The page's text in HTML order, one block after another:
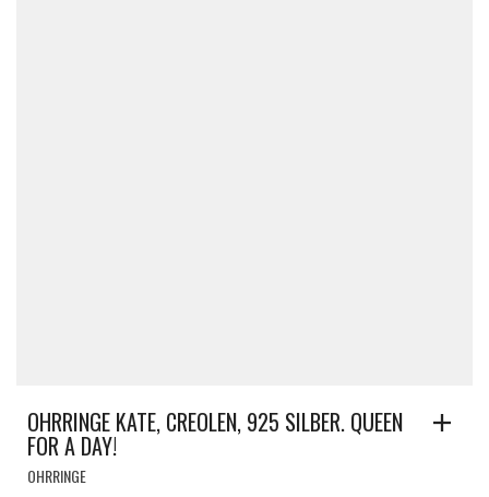
OHRRINGE KATE, CREOLEN, 925 SILBER. QUEEN
FOR A DAY!
OHRRINGE